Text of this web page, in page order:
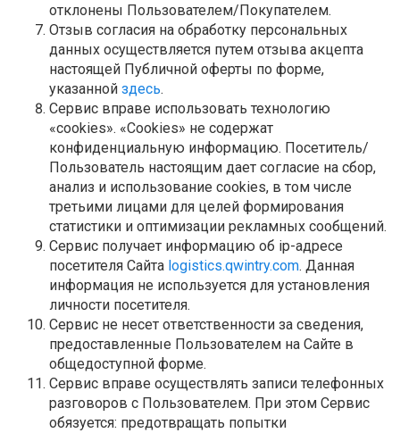
отклонены Пользователем/Покупателем.
Отзыв согласия на обработку персональных
данных осуществляется путем отзыва акцепта
настоящей Публичной оферты по форме,
указанной здесь.
Сервис вправе использовать технологию
«cookies». «Cookies» не содержат
конфиденциальную информацию. Посетитель/
Пользователь настоящим дает согласие на сбор,
анализ и использование cookies, в том числе
третьими лицами для целей формирования
статистики и оптимизации рекламных сообщений.
Сервис получает информацию об ip-адресе
посетителя Сайта logistics.qwintry.com. Данная
информация не используется для установления
личности посетителя.
Сервис не несет ответственности за сведения,
предоставленные Пользователем на Сайте в
общедоступной форме.
Сервис вправе осуществлять записи телефонных
разговоров с Пользователем. При этом Сервис
обязуется: предотвращать попытки